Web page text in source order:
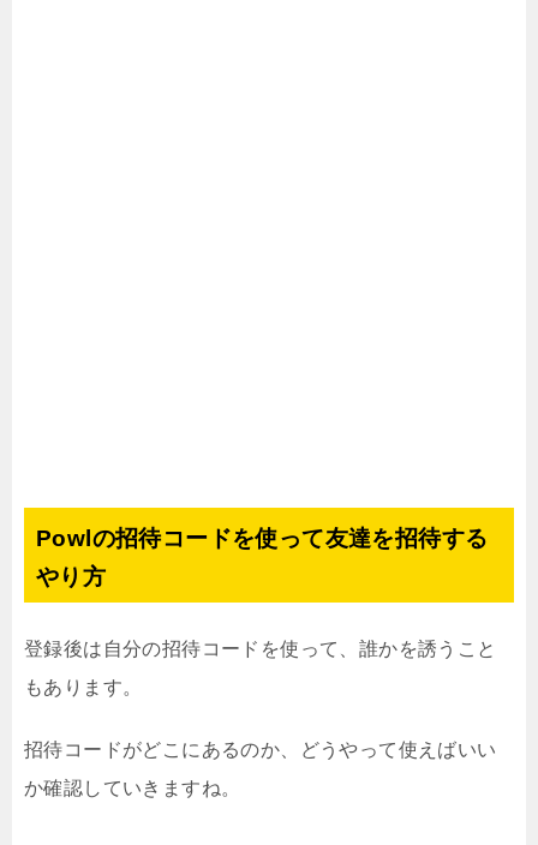
Powlの招待コードを使って友達を招待する
やり方
登録後は自分の招待コードを使って、誰かを誘うこと
もあります。
招待コードがどこにあるのか、どうやって使えばいい
か確認していきますね。